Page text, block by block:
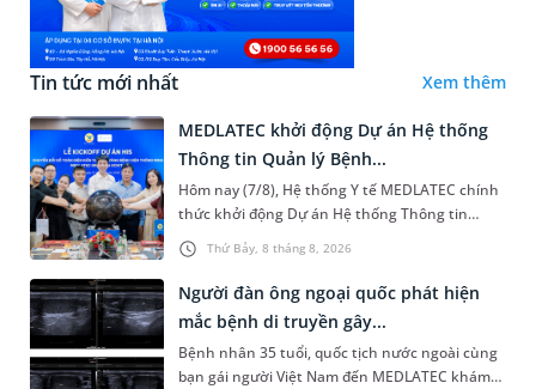
Tin tức mới nhất Xem thêm
Thứ Bảy, 8 tháng 8, 2026
MEDLATEC khởi động Dự án Hệ thống
Thông tin Quản lý Bệnh...
Hôm nay (7/8), Hệ thống Y tế MEDLATEC chính
thức khởi động Dự án Hệ thống Thông tin
Quản lý Bệnh viện (HIS - Hospital Information
System) giai đoạn mới. Dự á...
Người đàn ông ngoại quốc phát hiện
mắc bệnh di truyền gây...
Bệnh nhân 35 tuổi, quốc tịch nước ngoài cùng
bạn gái người Việt Nam đến MEDLATEC khám